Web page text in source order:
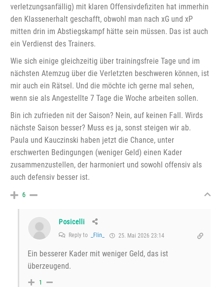
verletzungsanfällig) mit klaren Offensivdefiziten hat immerhin
den Klassenerhalt geschafft, obwohl man nach xG und xP
mitten drin im Abstiegskampf hätte sein müssen. Das ist auch
ein Verdienst des Trainers.
Wie sich einige gleichzeitig über trainingsfreie Tage und im
nächsten Atemzug über die Verletzten beschweren können, ist
mir auch ein Rätsel. Und die möchte ich gerne mal sehen,
wenn sie als Angestellte 7 Tage die Woche arbeiten sollen.
Bin ich zufrieden nit der Saison? Nein, auf keinen Fall. Wirds
nächste Saison besser? Muss es ja, sonst steigen wir ab.
Paula und Kauczinski haben jetzt die Chance, unter
erschwerten Bedingungen (weniger Geld) einen Kader
zusammenzustellen, der harmoniert und sowohl offensiv als
auch defensiv besser ist.
6
Posicelli
Reply to _Flin_ 25. Mai 2026 23:14
Ein besserer Kader mit weniger Geld, das ist
überzeugend.
1